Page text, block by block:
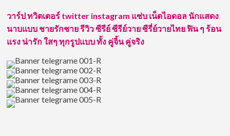
หน้า
ตี๋
จาก
แก๊ง
Spd
ที่
น่า
จับตา
มอง
วาร์ป ทวิตเตอร์ twitter instagram แซ่บ เน็ตไอดอล นักแสดง
นาบแบบ ชายรักชาย รีวิว ซีรีย์ ซีรีย์วาย ซีรี่ย์วายไทย ฟิน ๆ ร้อน
แรง น่ารัก ใสๆ ทุกรูปแบบ ทั้ง คู่จิ้น คู่จริง